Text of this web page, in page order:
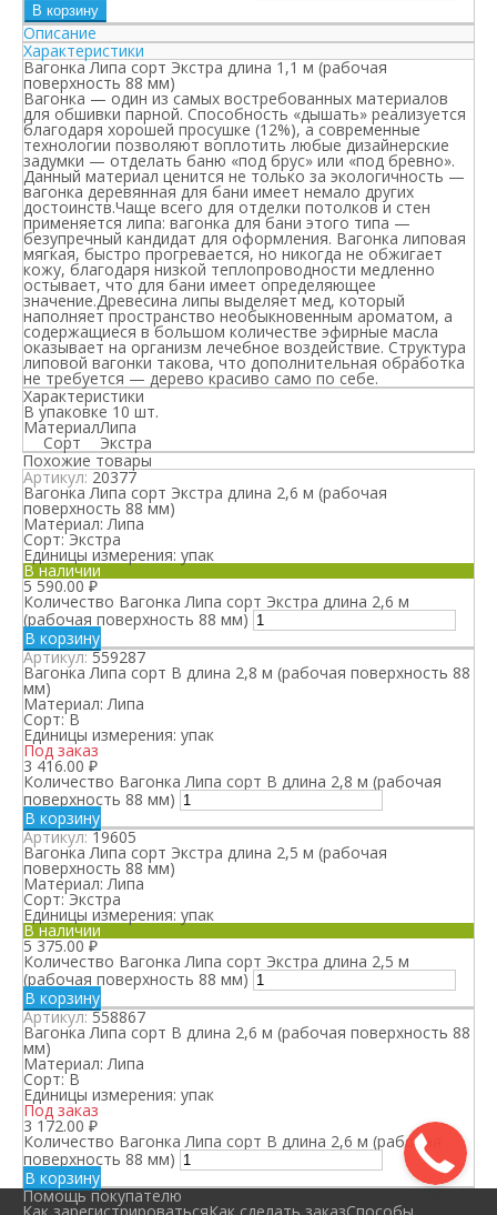
В корзину
Описание
Характеристики
Вагонка Липа сорт Экстра длина 1,1 м (рабочая
поверхность 88 мм)
Вагонка — один из самых востребованных материалов
для обшивки парной. Способность «дышать» реализуется
благодаря хорошей просушке (12%), а современные
технологии позволяют воплотить любые дизайнерские
задумки — отделать баню «под брус» или «под бревно».
Данный материал ценится не только за экологичность —
вагонка деревянная для бани имеет немало других
достоинств.Чаще всего для отделки потолков и стен
применяется липа: вагонка для бани этого типа —
безупречный кандидат для оформления. Вагонка липовая
мягкая, быстро прогревается, но никогда не обжигает
кожу, благодаря низкой теплопроводности медленно
остывает, что для бани имеет определяющее
значение.Древесина липы выделяет мед, который
наполняет пространство необыкновенным ароматом, а
содержащиеся в большом количестве эфирные масла
оказывает на организм лечебное воздействие. Структура
липовой вагонки такова, что дополнительная обработка
не требуется — дерево красиво само по себе.
Характеристики
В упаковке 10 шт.
МатериалЛипа
Сорт
Экстра
Похожие товары
Артикул:20377
Вагонка Липа сорт Экстра длина 2,6 м (рабочая
поверхность 88 мм)
Материал: Липа
Сорт:Экстра
Единицы измерения: упак
В наличии
5 590.00₽
Количество Вагонка Липа сорт Экстра длина 2,6 м
(рабочая поверхность 88 мм)
В корзину
Артикул:559287
Вагонка Липа сорт В длина 2,8 м (рабочая поверхность 88
мм)
Материал: Липа
Сорт:В
Единицы измерения: упак
Под заказ
3 416.00 ₽
Количество Вагонка Липа сорт В длина 2,8 м (рабочая
поверхность 88 мм)
В корзину
Артикул:19605
Вагонка Липа сорт Экстра длина 2,5 м (рабочая
поверхность 88 мм)
Материал: Липа
Сорт:Экстра
Единицы измерения: упак
В наличии
5 375.00₽
Количество Вагонка Липа сорт Экстра длина 2,5 м
(рабочая поверхность 88 мм)
В корзину
Артикул:558867
Вагонка Липа сорт В длина 2,6 м (рабочая поверхность 88
мм)
Материал: Липа
Сорт:В
Единицы измерения: упак
Под заказ
3 172.00 ₽
Количество Вагонка Липа сорт В длина 2,6 м (рабочая
поверхность 88 мм)
В корзину
Помощь покупателю